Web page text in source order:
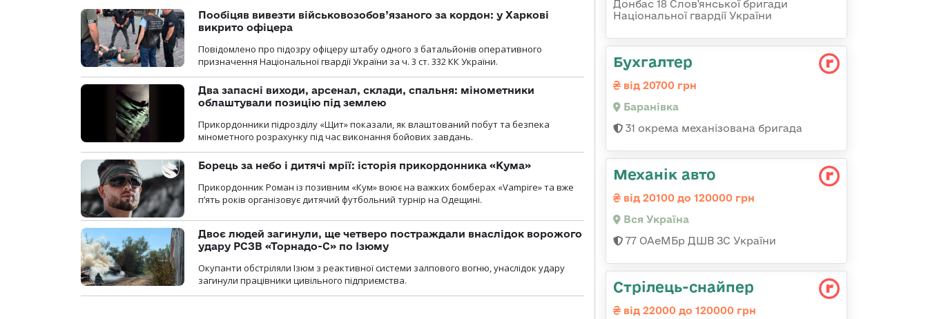
Пообіцяв вивезти військовозобов’язаного за кордон: у Харкові
викрито офіцера
Повідомлено про підозру офіцеру штабу одного з батальйонів оперативного
призначення Національної гвардії України за ч. 3 ст. 332 КК України.
Два запасні виходи, арсенал, склади, спальня: мінометники
облаштували позицію під землею
Прикордонники підрозділу «Щит» показали, як влаштований побут та безпека
мінометного розрахунку під час виконання бойових завдань.
Борець за небо і дитячі мрії: історія прикордонника «Кума»
Прикордонник Роман із позивним «Кум» воює на важких бомберах «Vampire» та вже
п’ять років організовує дитячий футбольний турнір на Одещині.
Двоє людей загинули, ще четверо постраждали внаслідок ворожого
удару РСЗВ «Торнадо-С» по Ізюму
Окупанти обстріляли Ізюм з реактивної системи залпового вогню, унаслідок удару
загинули працівники цивільного підприємства.
Донбас 18 Слов'янської бригади
Національної гвардії України
Бухгалтер
від 20700 грн
Баранівка
31 окрема механізована бригада
Механік авто
від 20100 до 120000 грн
Вся Україна
77 ОАеМБр ДШВ ЗС України
Стрілець-снайпер
від 22000 до 120000 грн